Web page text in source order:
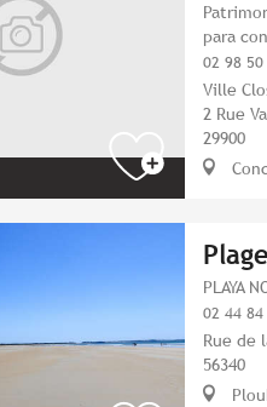
para
02 98
Ville
2 Rue
29900
PLAYA
02 44
Rue de
56340